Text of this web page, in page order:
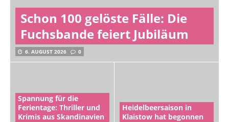
Schon 100 gelöste Fälle: Die
Fuchsbande feiert Jubiläum
6. AUGUST 2026 0
Spannung für die
Ferientage: Thriller und
Krimis aus Skandinavien
Heidelbeersaison in
Klaistow hat begonnen